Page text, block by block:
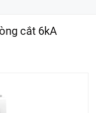
cắt 6kA